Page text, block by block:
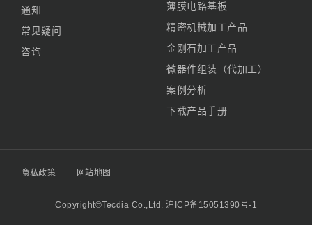
通知
常见疑问
咨询
薄膜电路基板
精密机械加工产品
金刚石加工产品
微器件组装（代加工）
案例分析
下载产品手册
隐私政策 网站地图
Copyright©Tecdia Co.,Ltd. 沪ICP备15051390号-1